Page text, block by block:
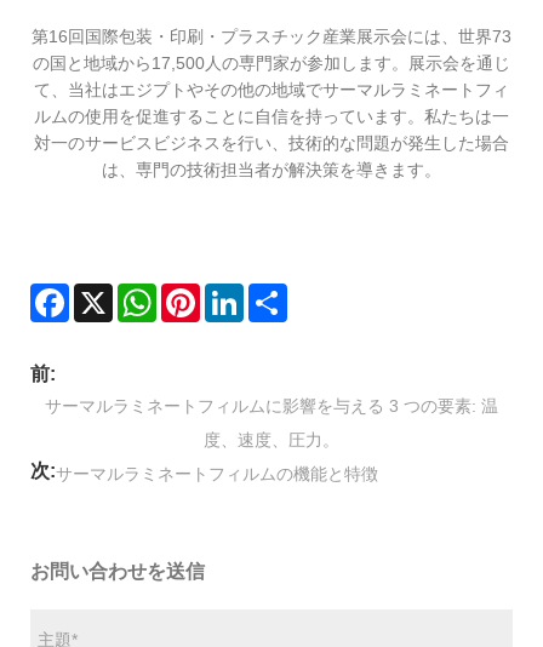
第16回国際包装・印刷・プラスチック産業展示会には、世界73
の国と地域から17,500人の専門家が参加します。展示会を通じ
て、当社はエジプトやその他の地域でサーマルラミネートフィ
ルムの使用を促進することに自信を持っています。私たちは一
対一のサービスビジネスを行い、技術的な問題が発生した場合
は、専門の技術担当者が解決策を導きます。
Facebook
X WhatsAppPinterestLinkedIn
前:
サーマルラミネートフィルムに影響を与える 3 つの要素: 温
度、速度、圧力。
次:サーマルラミネートフィルムの機能と特徴
お問い合わせを送信